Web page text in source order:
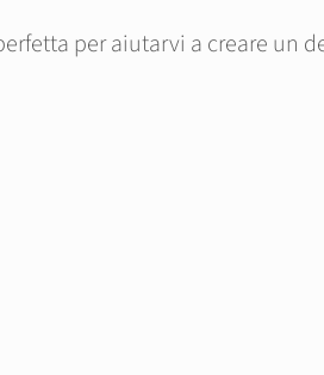
per aiutarvi a creare un